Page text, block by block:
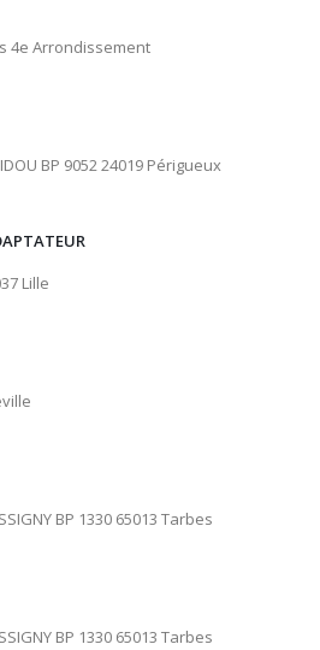
4e Arrondissement
BP 9052 24019 Périgueux
Lille
BP 1330 65013 Tarbes
BP 1330 65013 Tarbes